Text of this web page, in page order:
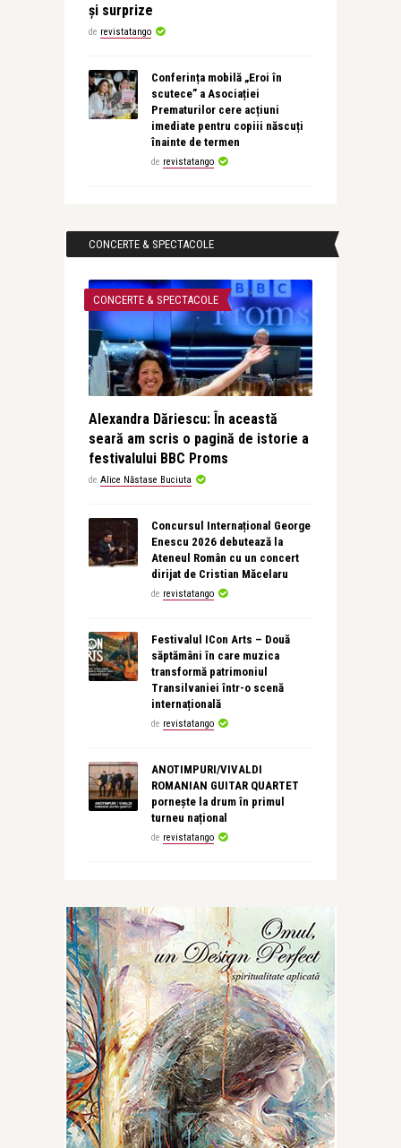
și surprize
de revistatango
Conferința mobilă „Eroi în
scutece” a Asociației
Prematurilor cere acțiuni
imediate pentru copiii născuți
înainte de termen
de revistatango
CONCERTE & SPECTACOLE
CONCERTE & SPECTACOLE
Alexandra Dăriescu: În această
seară am scris o pagină de istorie a
festivalului BBC Proms
de Alice Năstase Buciuta
Concursul Internațional George
Enescu 2026 debutează la
Ateneul Român cu un concert
dirijat de Cristian Măcelaru
de revistatango
Festivalul ICon Arts – Două
săptămâni în care muzica
transformă patrimoniul
Transilvaniei într-o scenă
internațională
de revistatango
ANOTIMPURI/VIVALDI
ROMANIAN GUITAR QUARTET
pornește la drum în primul
turneu național
de revistatango